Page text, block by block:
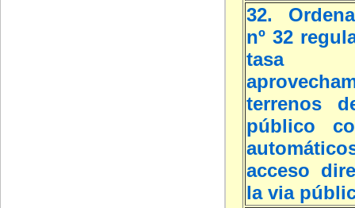
32.
nº 32
terrenos
público
acceso
la via